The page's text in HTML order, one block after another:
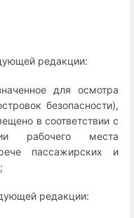
редакции:
для осмотра
безопасности),
в соответствии с
рабочего места
пассажирских и
редакции: